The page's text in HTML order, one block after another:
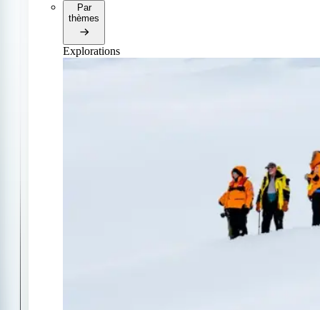
Par
thèmes
Explorations